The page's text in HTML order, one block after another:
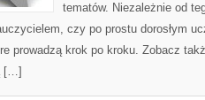
tematów. Niezależnie od
czy po prostu dorosłym
prowadzą krok po kroku. Zobacz
[…]